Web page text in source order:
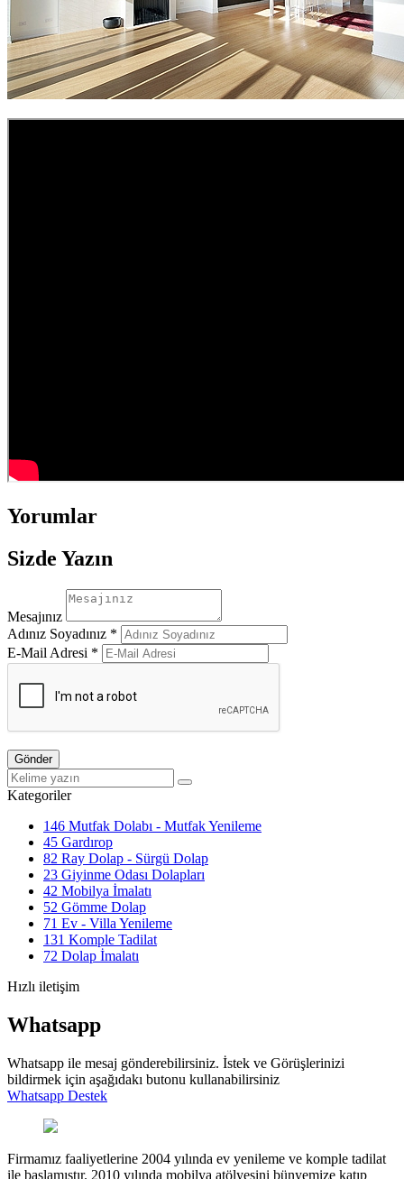
Yorumlar
Sizde Yazın
Mesajınız
Adınız Soyadınız *
E-Mail Adresi *
Gönder
Kategoriler
146 Mutfak Dolabı - Mutfak Yenileme
45 Gardırop
82 Ray Dolap - Sürgü Dolap
23 Giyinme Odası Dolapları
42 Mobilya İmalatı
52 Gömme Dolap
71 Ev - Villa Yenileme
131 Komple Tadilat
72 Dolap İmalatı
Hızlı iletişim
Whatsapp
Whatsapp ile mesaj gönderebilirsiniz. İstek ve Görüşlerinizi
bildirmek için aşağıdakı butonu kullanabilirsiniz
Whatsapp Destek
Firmamız faaliyetlerine 2004 yılında ev yenileme ve komple tadilat
ile başlamıştır. 2010 yılında mobilya atölyesini bünyemize katıp